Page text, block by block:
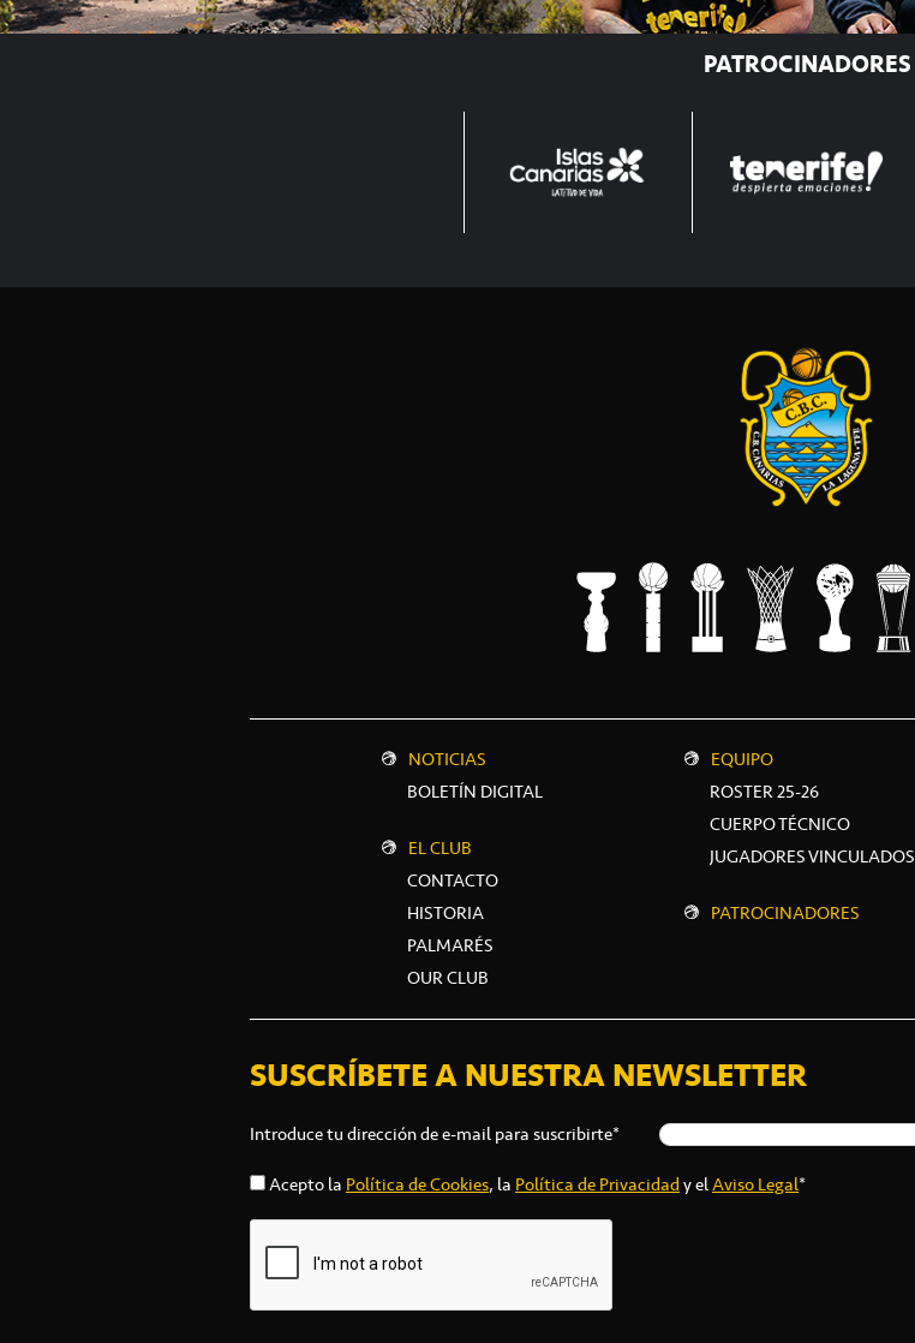
PATROCINADORES
NOTICIAS
BOLETÍN DIGITAL
EL CLUB
CONTACTO
HISTORIA
PALMARÉS
OUR CLUB
EQUIPO
ROSTER 25-26
CUERPO TÉCNICO
JUGADORES VINCULADOS
PATROCINADORES
SUSCRÍBETE A NUESTRA NEWSLETTER
Introduce tu dirección de e-mail para suscribirte*
Acepto laPolítica de Cookies, laPolítica de Privacidady elAviso Legal*